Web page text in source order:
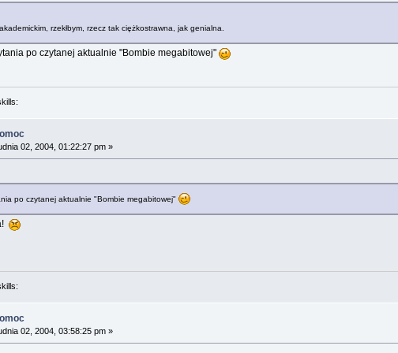
rzekłbym, rzecz tak ciężkostrawna, jak genialna.
po czytanej aktualnie "Bombie megabitowej"
02, 2004, 01:22:27 pm »
po czytanej aktualnie "Bombie megabitowej"
02, 2004, 03:58:25 pm »